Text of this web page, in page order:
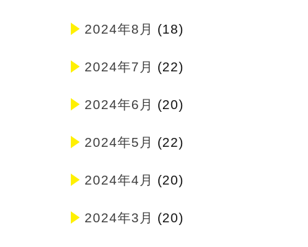
2024年8月 (18)
2024年7月 (22)
2024年6月 (20)
2024年5月 (22)
2024年4月 (20)
2024年3月 (20)